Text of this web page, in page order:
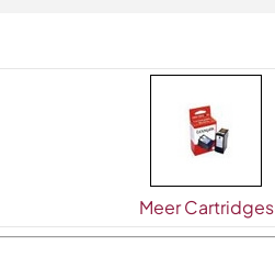
Meer Cartridges